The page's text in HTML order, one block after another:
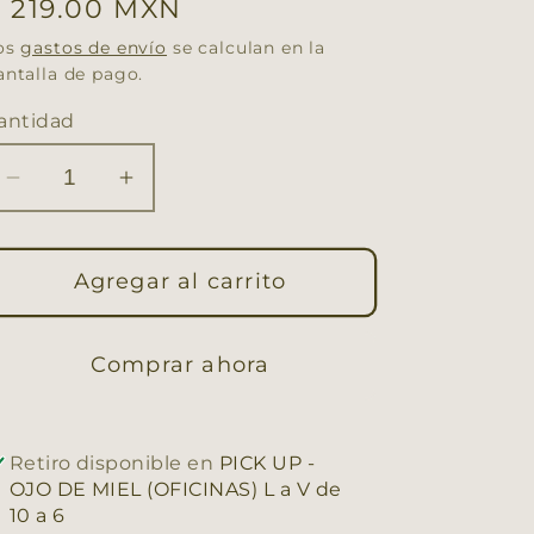
219.00 MXN
gastos de envío se calculan en la
de pago.
Reducir
cantidad
para
PULSERA
ANILLO
Aumentar
cantidad
para
PULSERA
ANILLO
Agregar al carrito
Comprar ahora
Retiro disponible en PICK UP -
OJO DE MIEL (OFICINAS) L a V de
10 a 6